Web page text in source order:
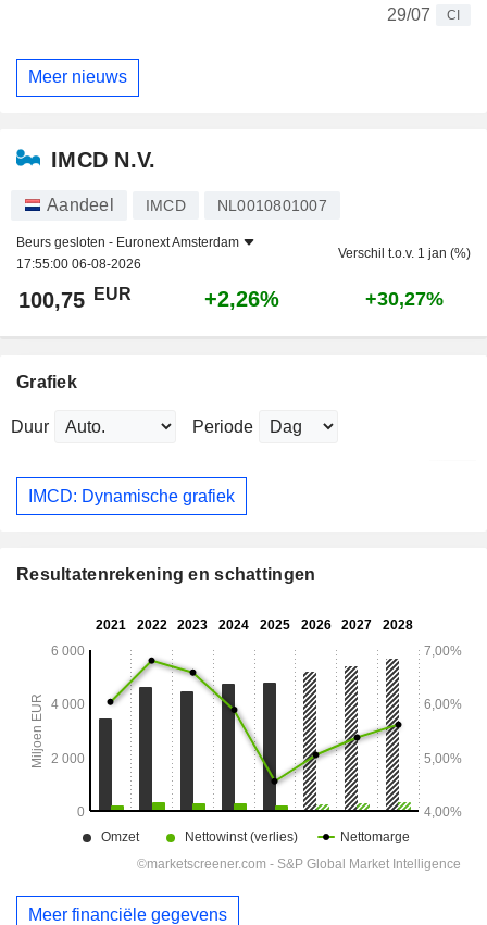
29/07 CI
Meer nieuws
IMCD N.V.
Aandeel IMCD NL0010801007
Beurs gesloten - Euronext Amsterdam
17:55:00 06-08-2026
Verschil t.o.v. 1 jan (%)
100,75 EUR +2,26% +30,27%
Grafiek
Duur Periode
IMCD: Dynamische grafiek
Resultatenrekening en schattingen
Meer financiële gegevens